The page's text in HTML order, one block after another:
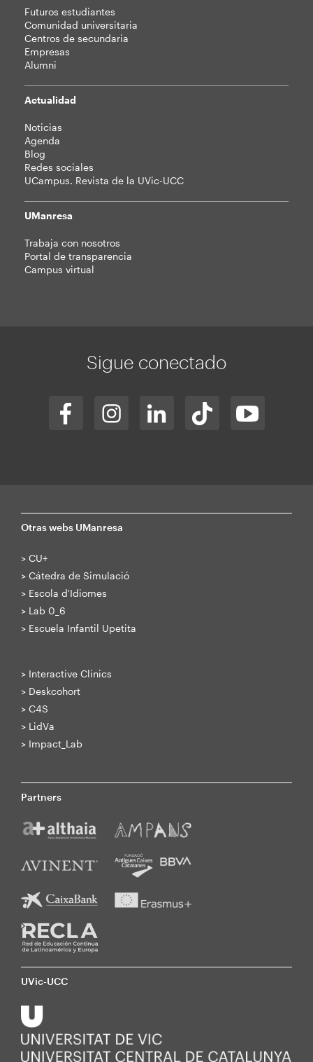
Futuros estudiantes
Comunidad universitaria
Centros de secundaria
Empresas
Alumni
Actualidad
Noticias
Agenda
Blog
Redes sociales
UCampus. Revista de la UVic-UCC
UManresa
Trabaja con nosotros
Portal de transparencia
Campus virtual
Sigue conectado
Otras webs UManresa
> CU+
> Cátedra de Simulació
> Escola d'Idiomes
> Lab 0_6
> Escuela Infantil Upetita
> Interactive Clinics
> Deskcohort
> C4S
> LidVa
> Impact_Lab
Partners
UVic-UCC